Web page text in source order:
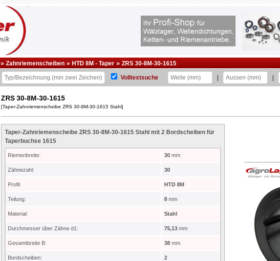
» Zahnriemenscheiben » HTD 8M - Taper » ZRS 30-8M-30-1615
Volltextsuche
ZRS 30-8M-30-1615
[Taper-Zahnriemenscheibe ZRS 30-8M-30-1615 Stahl]
Taper-Zahnriemenscheibe ZRS 30-8M-30-1615 Stahl mit 2 Bordscheiben für
Taperbuchse 1615
Riemenbreite: 30 mm
Zähnezahl: 30
Profil: HTD 8M
Teilung: 8 mm
Material: Stahl
Durchmesser über Zähne d1: 75,13 mm
Gesamtbreite B: 38 mm
Bordscheiben: 2